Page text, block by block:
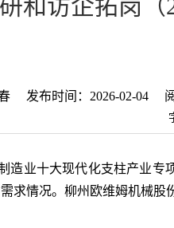
和访企拓岗（
发布时间：2026-02-04 阅
造业十大现代化支柱产业专
求情况。柳州欧维姆机械股